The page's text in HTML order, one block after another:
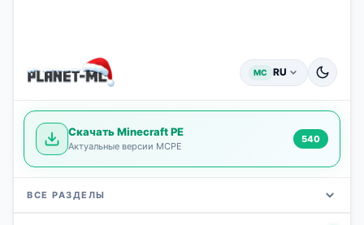
MC RU
Скачать Minecraft PE
Актуальные версии MCPE
540
ВСЕ РАЗДЕЛЫ